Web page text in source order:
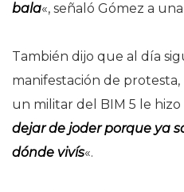
bala«, señaló Gómez a
También dijo que al día
manifestación de
un militar del BIM 5 le hizo
dejar de joder porque ya
dónde vivís«.